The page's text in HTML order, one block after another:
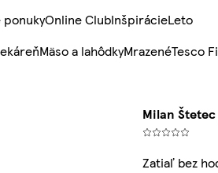
ponukyOnline ClubInšpirácieLeto
Mäso a lahôdkyMrazenéTesco
Milan
Zatiaľ bez